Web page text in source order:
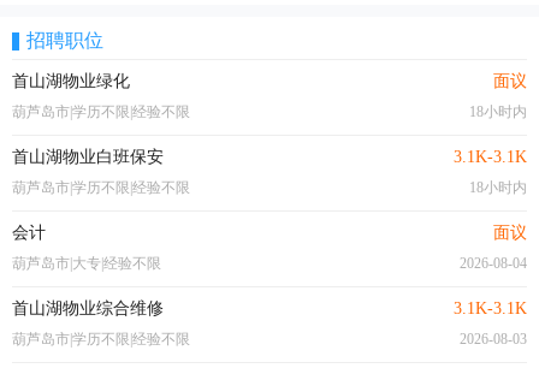
招聘职位
首山湖物业绿化 面议
葫芦岛市|学历不限|经验不限 18小时内
首山湖物业白班保安 3.1K-3.1K
葫芦岛市|学历不限|经验不限 18小时内
会计 面议
葫芦岛市|大专|经验不限 2026-08-04
首山湖物业综合维修 3.1K-3.1K
葫芦岛市|学历不限|经验不限 2026-08-03